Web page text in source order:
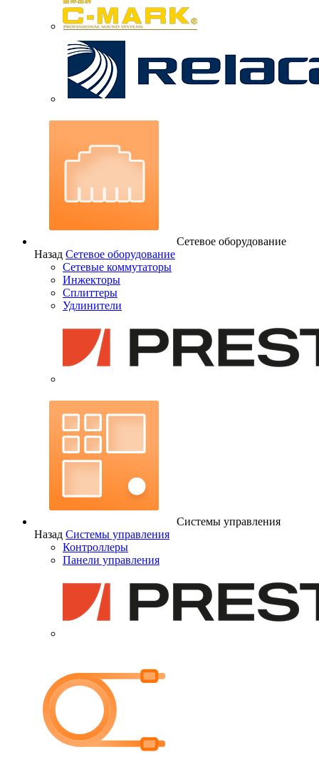
Сетевое оборудование
Назад Сетевое оборудование
Сетевые коммутаторы
Инжекторы
Сплиттеры
Удлинители
Системы управления
Назад Системы управления
Контроллеры
Панели управления